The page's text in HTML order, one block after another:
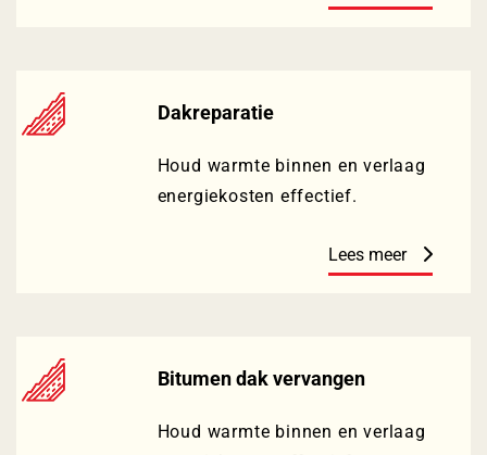
Dakreparatie
Houd warmte binnen en verlaag
energiekosten effectief.
Lees meer
Bitumen dak vervangen
Houd warmte binnen en verlaag